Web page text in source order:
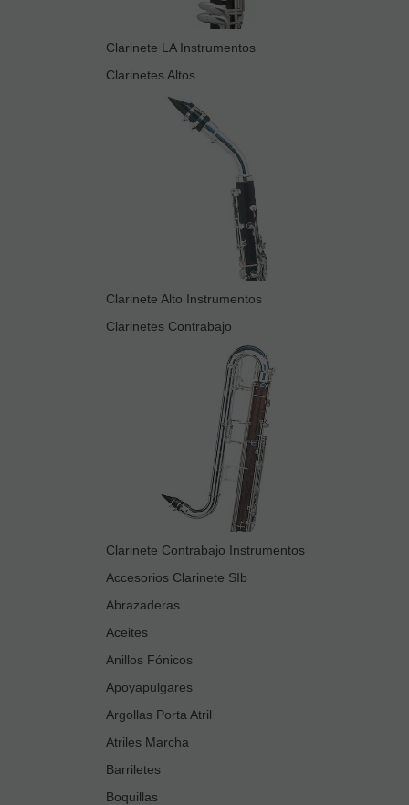
Clarinete LA Instrumentos
Clarinetes Altos
Clarinete Alto Instrumentos
Clarinetes Contrabajo
Clarinete Contrabajo Instrumentos
Accesorios Clarinete SIb
Abrazaderas
Aceites
Anillos Fónicos
Apoyapulgares
Argollas Porta Atril
Atriles Marcha
Barriletes
Boquillas